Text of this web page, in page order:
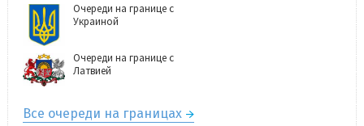
Очереди на границе с
Украиной
Очереди на границе с
Латвией
Все очереди на границах